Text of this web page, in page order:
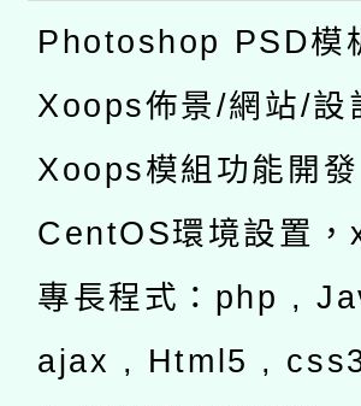
Photoshop PSD模
Xoops佈景/網站/設
Xoops模組功能開發
CentOS環境設置
專長程式：php ,
ajax , Html5 ,